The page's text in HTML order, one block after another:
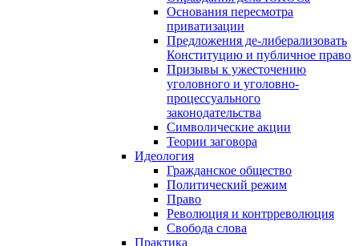
Основания пересмотра
приватизации
Предложения де-либерализовать
Конституцию и публичное право
Призывы к ужесточению
уголовного и уголовно-
процессуального
законодательства
Символические акции
Теории заговора
Идеология
Гражданское общество
Политический режим
Право
Революция и контрреволюция
Свобода слова
Практика